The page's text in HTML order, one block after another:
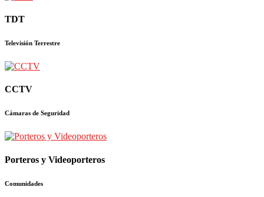
TDT
Televisión Terrestre
CCTV
Cámaras de Seguridad
Porteros y Videoporteros
Comunidades